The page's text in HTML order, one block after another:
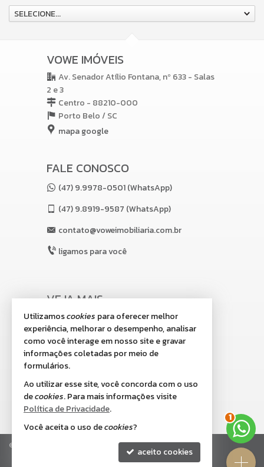
SELECIONE...
VOWE IMÓVEIS
Av. Senador Atílio Fontana, nº 633 - Salas
2 e 3
Centro - 88210-000
Porto Belo /SC
mapa google
FALE CONOSCO
(47) 9.9978-0501 (WhatsApp)
(47)9.8919-9587 (WhatsApp)
contato@voweimobiliaria.com.br
ligamos para você
VEJA MAIS
receba nosso newsletter
indicadores financeiros
cadastre seu imóvel
imóveis favoritos
mapa de imóveis
© Política de Privacidade
Utilizamoscookies para oferecer melhor
experiência, melhorar o desempenho, analisar
como você interage em nosso site e gravar
informações coletadas por meio de
formulários.
Ao utilizar esse site, você concorda com o uso
decookies. Para mais informações visite
Política de Privacidade.
Você aceita o uso decookies?
aceito cookies